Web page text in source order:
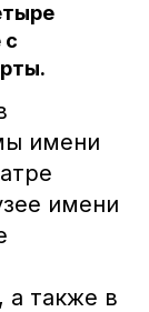
с
имени
имени
а также в